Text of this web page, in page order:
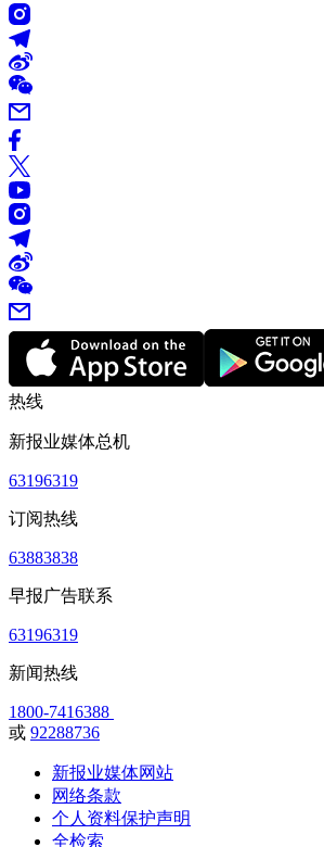
热线
新报业媒体总机
63196319
订阅热线
63883838
早报广告联系
63196319
新闻热线
1800-7416388
或 92288736
新报业媒体网站
网络条款
个人资料保护声明
全检索